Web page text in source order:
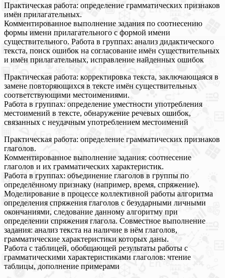
Практическая работа: определение грамматических признаков
имён прилагательных.
Комментированное выполнение задания по соотнесению
формы имени прилагательного с формой имени
существительного. Работа в группах: анализ дидактического
текста, поиск ошибок на согласование имён существительных
и имён прилагательных, исправление найденных ошибок
Практическая работа: корректировка текста, заключающаяся в
замене повторяющихся в тексте имён существительных
соответствующими местоимениями.
Работа в группах: определение уместности употребления
местоимений в тексте, обнаружение речевых ошибок,
связанных с неудачным употреблением местоимений
Практическая работа: определение грамматических признаков
глаголов.
Комментированное выполнение задания: соотнесение
глаголов и их грамматических характеристик.
Работа в группах: объединение глаголов в группы по
определённому признаку (например, время, спряжение).
Моделирование в процессе коллективной работы алгоритма
определения спряжения глаголов с безударными личными
окончаниями, следование данному алгоритму при
определении спряжения глагола. Совместное выполнение
задания: анализ текста на наличие в нём глаголов,
грамматические характеристики которых даны.
Работа с таблицей, обобщающей результаты работы с
грамматическими характеристиками глаголов: чтение
таблицы, дополнение примерами